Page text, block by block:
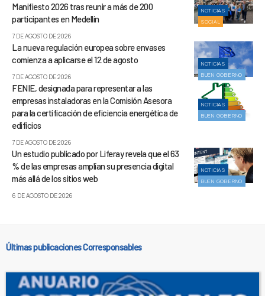
NOTICIAS
SOCIAL
Manifiesto 2026 tras reunir a más de 200
participantes en Medellín
7 DE AGOSTO DE 2026
NOTICIAS
BUEN GOBIERNO
La nueva regulación europea sobre envases
comienza a aplicarse el 12 de agosto
7 DE AGOSTO DE 2026
NOTICIAS
BUEN GOBIERNO
FENIE, designada para representar a las
empresas instaladoras en la Comisión Asesora
para la certificación de eficiencia energética de
edificios
7 DE AGOSTO DE 2026
NOTICIAS
BUEN GOBIERNO
Un estudio publicado por Liferay revela que el 63
% de las empresas amplían su presencia digital
más allá de los sitios web
6 DE AGOSTO DE 2026
Últimas publicaciones Corresponsables